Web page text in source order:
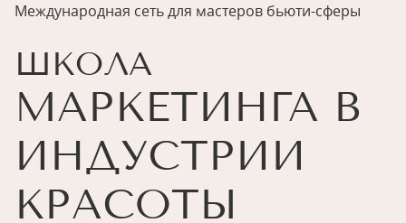
Международная сеть для мастеров бьюти-сферы
ШКОЛА
МАРКЕТИНГА В
ИНДУСТРИИ
КРАСОТЫ